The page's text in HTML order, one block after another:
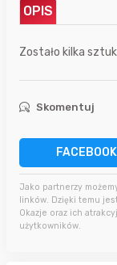
OPIS
Zostało kilka sztuk
Skomentuj
FACEBOOK
Jako partnerzy
linków. Dzięki temu
Okazje oraz ich
użytkowników.